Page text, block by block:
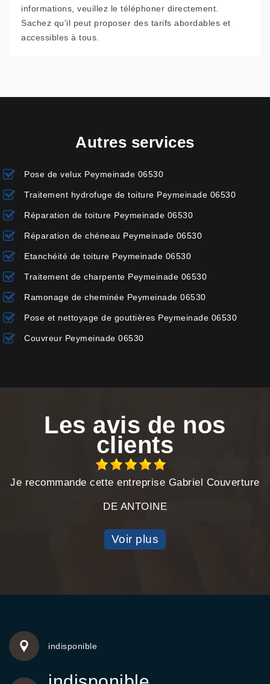
informations, veuillez le téléphoner directement.
Sachez qu'il peut proposer des tarifs abordables et
accessibles à tous.
Autres services
Pose de velux Peymeinade 06530
Traitement hydrofuge de toiture Peymeinade 06530
Réparation de toiture Peymeinade 06530
Réparation de chéneau Peymeinade 06530
Etanchéité de toiture Peymeinade 06530
Traitement de charpente Peymeinade 06530
Ramonage de cheminée Peymeinade 06530
Pose et nettoyage de gouttières Peymeinade 06530
Couvreur Peymeinade 06530
Les avis de nos
clients
Je recommande cette entreprise Gabriel Couverture
DE ANTOINE
Voir plus
indisponible